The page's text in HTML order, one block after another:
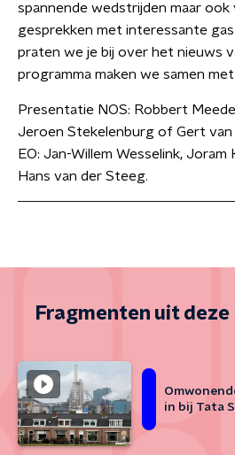
spannende wedstrijden maar ook
gesprekken met interessante
praten we je bij over het nieuws
programma maken we samen
Presentatie NOS: Robbert
Jeroen Stekelenburg of Gert
EO: Jan-Willem Wesselink,
Hans van der Steeg.
Fragmenten uit
in bij Tata